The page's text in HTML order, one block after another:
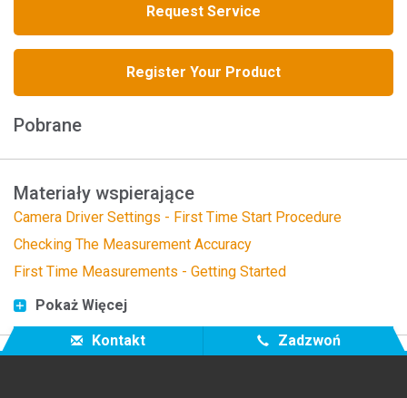
Request Service
Register Your Product
Pobrane
Materiały wspierające
Camera Driver Settings - First Time Start Procedure
Checking The Measurement Accuracy
First Time Measurements - Getting Started
Pokaż Więcej
Kontakt Zadzwoń